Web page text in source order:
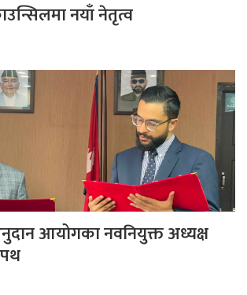
नयाँ नेतृत्व
आयोगका नवनियुक्त अध्यक्ष